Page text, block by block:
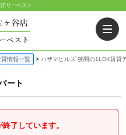
リーベスト
情報一覧 ハザマヒルズ 狭間の1LDK賃貸
ート
了しています。